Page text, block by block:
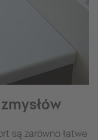
są zarówno łatwe